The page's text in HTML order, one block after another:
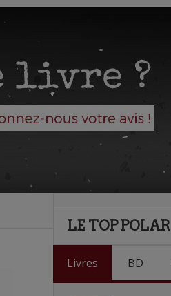
LE TOP POLAR
Livres BD